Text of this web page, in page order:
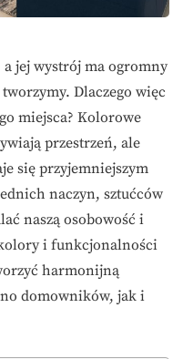
jej wystrój ma ogromny
Dlaczego więc
miejsca? Kolorowe
przestrzeń, ale
się przyjemniejszym
naczyn, sztućców
naszą osobowość i
i funkcjonalności
harmonijną
domowników, jak i